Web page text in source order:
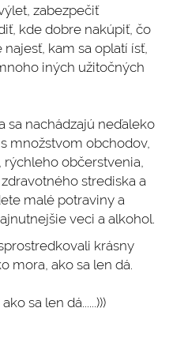
zabezpečiť
kde dobre nakúpiť, čo
kam sa oplatí ísť,
iných užitočných
sa nachádzajú neďaleko
množstvom obchodov,
občerstvenia,
strediska a
malé potraviny a
veci a alkohol.
krásny
mora, ako sa len dá.
sa len dá......)))